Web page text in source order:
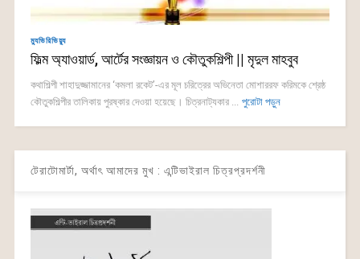
ম্যুভিরিভিয়্যু
ফিল্ম অ্যাওয়ার্ড, আর্টের সংজ্ঞায়ন ও কৌতুকশিল্পী || মৃদুল মাহবুব
কথা‌শিল্পী শাহাদুজ্জামানের ‘কমলা রকেট’-এর মূল চ‌রিত্রের অ‌ভিনেতা মোশাররফ ক‌রিমকে শ্রেষ্ঠ
কৌতুকশিল্পীর তা‌লিকায় পুরষ্কার দেওয়া হয়েছে। চিত্রনাট্যকা‌র ... পুরোটা পড়ুন
টেরাটোমার্টা, অর্থাৎ আমাদের মুখ : এন্টিভাইরাল চিত্রপ্রদর্শনী